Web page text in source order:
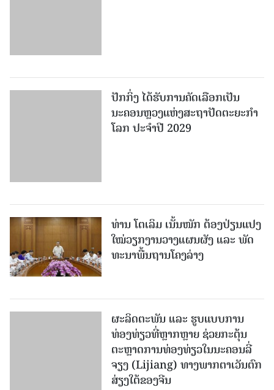
ນະຄອນຫຼວງແຫ່ງສະຖາປັດຕະຍະກຳ
ໂລກ ປະຈຳປີ 2029
ຜະລິດຕະພັນ ແລະ ຮູບແບບການ
ຈຽງ (Lijiang) ທາງພາກຕາເວັນຕົກ
ສ່ຽງໃຕ້ຂອງຈີນ
ພະຍາດໄຂ້ຍຸງລາຍລະບາດຢູ່ນະຄອນ
ຊາມໂບ​ອັນກາ ປະເທດຟີລິບປິນ